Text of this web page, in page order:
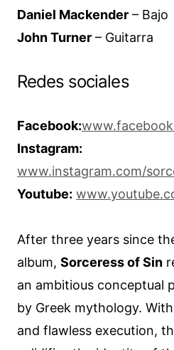
Daniel Mackender – Bajo
John Turner – Guitarra
Redes sociales
Facebook:
Instagram:
www.instagram.com/
Youtube:
After three years since
album, Sorceress of Sin
an ambitious conceptual
by Greek mythology.
and flawless execution,